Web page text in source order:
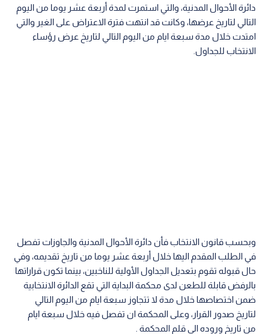
دائرة الأحوال المدنية، والتي استمرت لمدة أربعة عشر يوما من اليوم
التالي لتاريخ عرضها، وكانت قد انتهت فترة الاعتراض على الغير والتي
امتدت خلال مدة سبعة ايام من اليوم التالي لتاريخ عرض رؤساء
الانتخاب للجداول.
وبحسب قانون الانتخاب فأن دائرة الأحوال المدنية والجاوزات تفصل
في الطلب المقدم اليها خلال أربعة عشر يوما من تاريخ تقديمه، وفي
حال قبوله تقوم بتعديل الجداول الأولية للناخبين، بينما تكون قراراتها
بالرفض قابلة للطعن لدى محكمة البداية التي تقع الدائرة الانتخابية
ضمن اختصاصها خلال مدة لا تتجاوز سبعة ايام من اليوم التالي
لتاريخ صدور القرار، وعلى المحكمة ان تفصل فيه خلال سبعة ايام
من تاريخ وروده الى قلم المحكمة .